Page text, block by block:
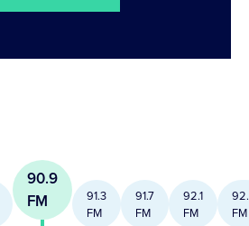
90.9
FM
91.3
FM
91.7
FM
92.1
FM
FM